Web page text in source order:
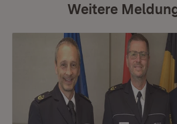
Weitere